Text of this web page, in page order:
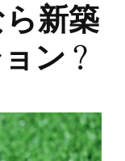
新築
ン？